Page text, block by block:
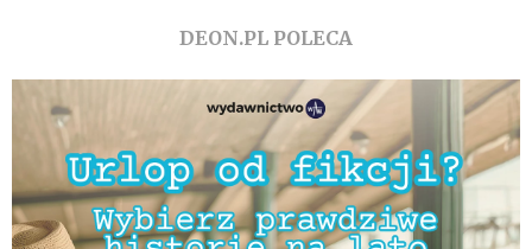
DEON.PL POLECA